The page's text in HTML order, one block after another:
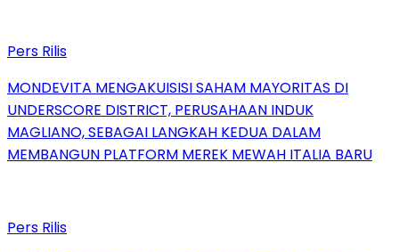
Pers Rilis
MONDEVITA MENGAKUISISI SAHAM MAYORITAS DI
UNDERSCORE DISTRICT, PERUSAHAAN INDUK
MAGLIANO, SEBAGAI LANGKAH KEDUA DALAM
MEMBANGUN PLATFORM MEREK MEWAH ITALIA BARU
Pers Rilis